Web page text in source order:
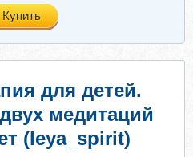
Купить
для детей.
медитаций
(leya_spirit)